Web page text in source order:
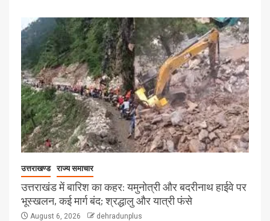
उत्तराखण्ड राज्य समाचार
उत्तराखंड में बारिश का कहर: यमुनोत्री और बदरीनाथ हाईवे पर
भूस्खलन, कई मार्ग बंद; श्रद्धालु और यात्री फंसे
August 6, 2026 dehradunplus